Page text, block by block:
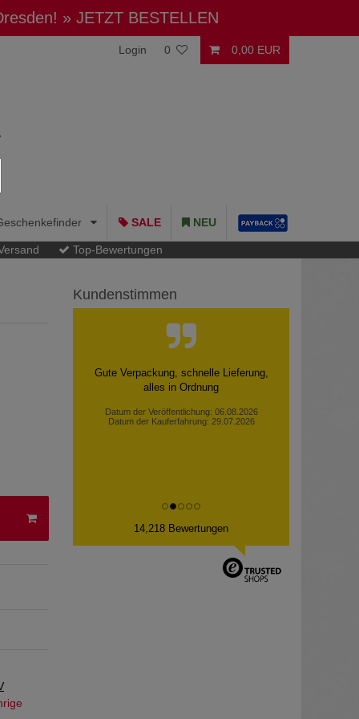
» JETZT BESTELLEN
Login 0 0,00 EUR
SALE NEU
Top-Bewertungen
Kundenstimmen
Gute Verpackung, schnelle Lieferung,
alles in Ordnung
Datum der Veröffentlichung: 06.08.2026
Datum der Kauferfahrung: 29.07.2026
14,218 Bewertungen